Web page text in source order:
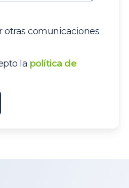
otras comunicaciones
la política de